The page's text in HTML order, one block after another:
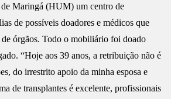
Maringá (HUM) um centro de
de possíveis doadores e médicos que
de órgãos. Todo o mobiliário foi doado
“Hoje aos 39 anos, a retribuição não é
do irrestrito apoio da minha esposa e
de transplantes é excelente, profissionais